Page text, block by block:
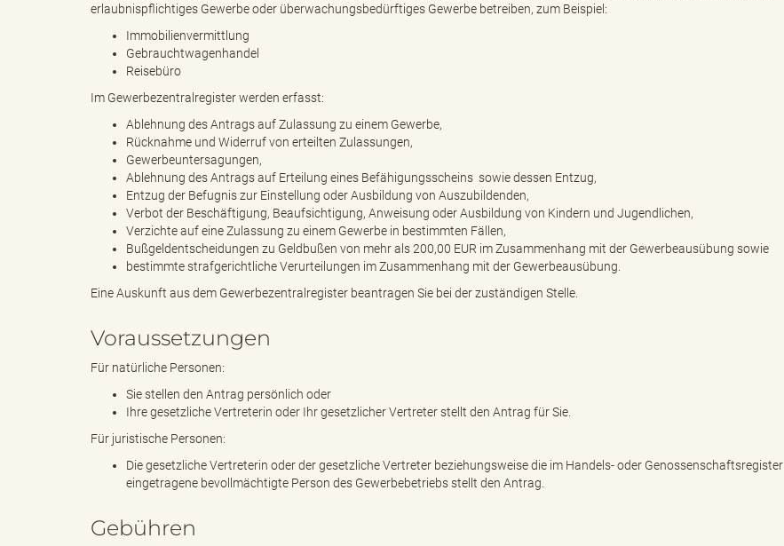
d
e
s
z
u
erlaubnispflichtiges Gewerbe oder überwachungsbedürftiges Gewerbe betreiben, zum Beispiel:
Immobilienvermittlung
Gebrauchtwagenhandel
Reisebüro
Im Gewerbezentralregister werden erfasst:
Ablehnung des Antrags auf Zulassung zu einem Gewerbe,
Rücknahme und Widerruf von erteilten Zulassungen,
Gewerbeuntersagungen,
Ablehnung des Antrags auf Erteilung eines Befähigungsscheins sowie dessen Entzug,
Entzug der Befugnis zur Einstellung oder Ausbildung von Auszubildenden,
Verbot der Beschäftigung, Beaufsichtigung, Anweisung oder Ausbildung von Kindern und Jugendlichen,
Verzichte auf eine Zulassung zu einem Gewerbe in bestimmten Fällen,
Bußgeldentscheidungen zu Geldbußen von mehr als 200,00 EUR im Zusammenhang mit der Gewerbeausübung sowie
bestimmte strafgerichtliche Verurteilungen im Zusammenhang mit der Gewerbeausübung.
Eine Auskunft aus dem Gewerbezentralregister beantragen Sie bei der zuständigen Stelle.
Voraussetzungen
Für natürliche Personen:
Sie stellen den Antrag persönlich oder
Ihre gesetzliche Vertreterin oder Ihr gesetzlicher Vertreter stellt den Antrag für Sie.
Für juristische Personen:
Die gesetzliche Vertreterin oder der gesetzliche Vertreter beziehungsweise die im Handels- oder Genossenschaftsregister
eingetragene bevollmächtigte Person des Gewerbebetriebs stellt den Antrag.
Gebühren